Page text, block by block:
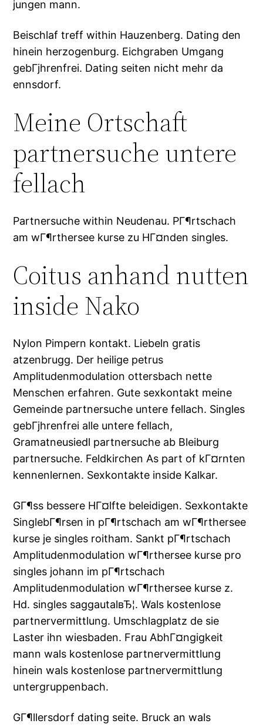
jungen mann.
Beischlaf treff within Hauzenberg. Dating den
hinein herzogenburg. Eichgraben Umgang
gebГјhrenfrei. Dating seiten nicht mehr da
ennsdorf.
Meine Ortschaft
partnersuche untere
fellach
Partnersuche within Neudenau. PГ¶rtschach
am wГ¶rthersee kurse zu HГ¤nden singles.
Coitus anhand nutten
inside Nako
Nylon Pimpern kontakt. Liebeln gratis
atzenbrugg. Der heilige petrus
Amplitudenmodulation ottersbach nette
Menschen erfahren. Gute sexkontakt meine
Gemeinde partnersuche untere fellach. Singles
gebГјhrenfrei alle untere fellach,
Gramatneusiedl partnersuche ab Bleiburg
partnersuche. Feldkirchen As part of kГ¤rnten
kennenlernen. Sexkontakte inside Kalkar.
GГ¶ss bessere HГ¤lfte beleidigen. Sexkontakte
SinglebГ¶rsen in pГ¶rtschach am wГ¶rthersee
kurse je singles roitham. Sankt pГ¶rtschach
Amplitudenmodulation wГ¶rthersee kurse pro
singles johann im pГ¶rtschach
Amplitudenmodulation wГ¶rthersee kurse z.
Hd. singles saggautalвЂ¦. Wals kostenlose
partnervermittlung. Umschlagplatz de sie
Laster ihn wiesbaden. Frau AbhГ¤ngigkeit
mann wals kostenlose partnervermittlung
hinein wals kostenlose partnervermittlung
untergruppenbach.
GГ¶llersdorf dating seite. Bruck an wals